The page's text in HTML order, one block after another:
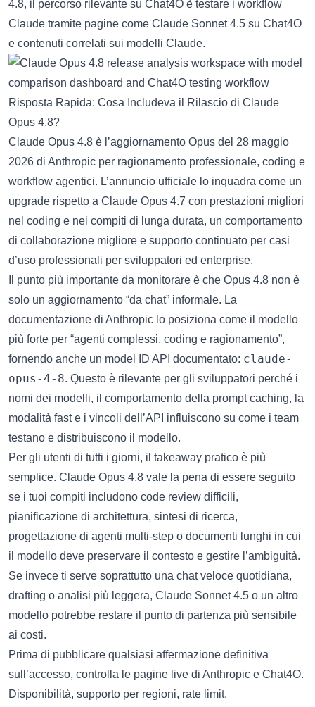
4.8, il percorso rilevante su Chat4O è testare i workflow
Claude tramite pagine come Claude Sonnet 4.5 su Chat4O
e contenuti correlati sui modelli Claude.
Risposta Rapida: Cosa Includeva il Rilascio di Claude
Opus 4.8?
Claude Opus 4.8 è l’aggiornamento Opus del 28 maggio
2026 di Anthropic per ragionamento professionale, coding e
workflow agentici. L’annuncio ufficiale lo inquadra come un
upgrade rispetto a Claude Opus 4.7 con prestazioni migliori
nel coding e nei compiti di lunga durata, un comportamento
di collaborazione migliore e supporto continuato per casi
d’uso professionali per sviluppatori ed enterprise.
Il punto più importante da monitorare è che Opus 4.8 non è
solo un aggiornamento “da chat” informale. La
documentazione di Anthropic lo posiziona come il modello
più forte per “agenti complessi, coding e ragionamento”,
fornendo anche un model ID API documentato: claude-
opus-4-8. Questo è rilevante per gli sviluppatori perché i
nomi dei modelli, il comportamento della prompt caching, la
modalità fast e i vincoli dell’API influiscono su come i team
testano e distribuiscono il modello.
Per gli utenti di tutti i giorni, il takeaway pratico è più
semplice. Claude Opus 4.8 vale la pena di essere seguito
se i tuoi compiti includono code review difficili,
pianificazione di architettura, sintesi di ricerca,
progettazione di agenti multi-step o documenti lunghi in cui
il modello deve preservare il contesto e gestire l’ambiguità.
Se invece ti serve soprattutto una chat veloce quotidiana,
drafting o analisi più leggera, Claude Sonnet 4.5 o un altro
modello potrebbe restare il punto di partenza più sensibile
ai costi.
Prima di pubblicare qualsiasi affermazione definitiva
sull’accesso, controlla le pagine live di Anthropic e Chat4O.
Disponibilità, supporto per regioni, rate limit,